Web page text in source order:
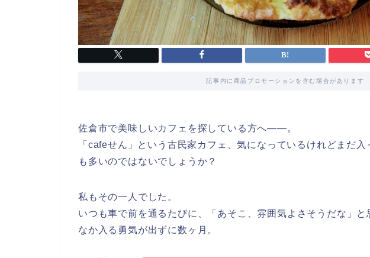
記事内に商品プロモーションを含む場合があります
佐倉市で美味しいカフェを探している方へ――。
「cafeせん」という古民家カフェ、気になっているけれどまだ
も多いのではないでしょうか？
私もその一人でした。
いつも車で前を通るたびに、「あそこ、雰囲気よさそうだな」
なか入る勇気が出ずに数ヶ月。